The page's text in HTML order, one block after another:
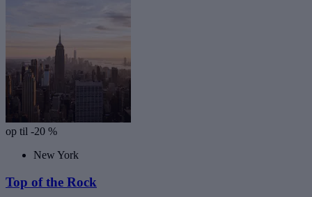
op til -20 %
New York
Top of the Rock